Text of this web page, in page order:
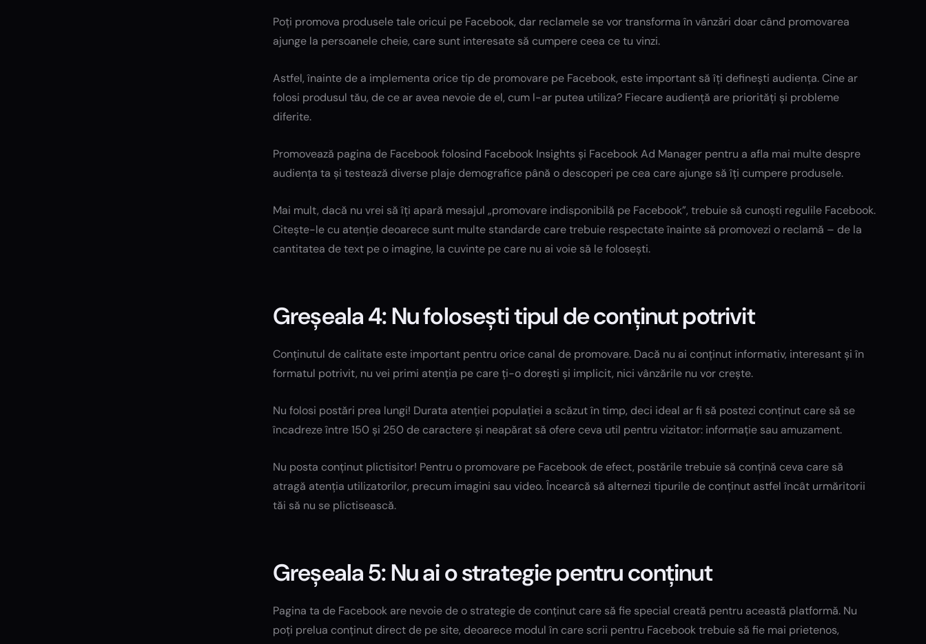
Poți promova produsele tale oricui pe Facebook, dar reclamele se vor transforma în vânzări doar când promovarea
ajunge la persoanele cheie, care sunt interesate să cumpere ceea ce tu vinzi.
Astfel, înainte de a implementa orice tip de promovare pe Facebook, este important să îți definești audiența. Cine ar
folosi produsul tău, de ce ar avea nevoie de el, cum l-ar putea utiliza? Fiecare audiență are priorități și probleme
diferite.
Promovează pagina de Facebook folosind Facebook Insights și Facebook Ad Manager pentru a afla mai multe despre
audiența ta și testează diverse plaje demografice până o descoperi pe cea care ajunge să îți cumpere produsele.
Mai mult, dacă nu vrei să îți apară mesajul „promovare indisponibilă pe Facebook”, trebuie să cunoști regulile Facebook.
Citește-le cu atenție deoarece sunt multe standarde care trebuie respectate înainte să promovezi o reclamă – de la
cantitatea de text pe o imagine, la cuvinte pe care nu ai voie să le folosești.
Greșeala 4: Nu folosești tipul de conținut potrivit
Conținutul de calitate este important pentru orice canal de promovare. Dacă nu ai conținut informativ, interesant și în
formatul potrivit, nu vei primi atenția pe care ți-o dorești și implicit, nici vânzările nu vor crește.
Nu folosi postări prea lungi! Durata atenției populației a scăzut în timp, deci ideal ar fi să postezi conținut care să se
încadreze între 150 și 250 de caractere și neapărat să ofere ceva util pentru vizitator: informație sau amuzament.
Nu posta conținut plictisitor! Pentru o promovare pe Facebook de efect, postările trebuie să conțină ceva care să
atragă atenția utilizatorilor, precum imagini sau video. Încearcă să alternezi tipurile de conținut astfel încât urmăritorii
tăi să nu se plictisească.
Greșeala 5: Nu ai o strategie pentru conținut
Pagina ta de Facebook are nevoie de o strategie de conținut care să fie special creată pentru această platformă. Nu
poți prelua conținut direct de pe site, deoarece modul în care scrii pentru Facebook trebuie să fie mai prietenos,